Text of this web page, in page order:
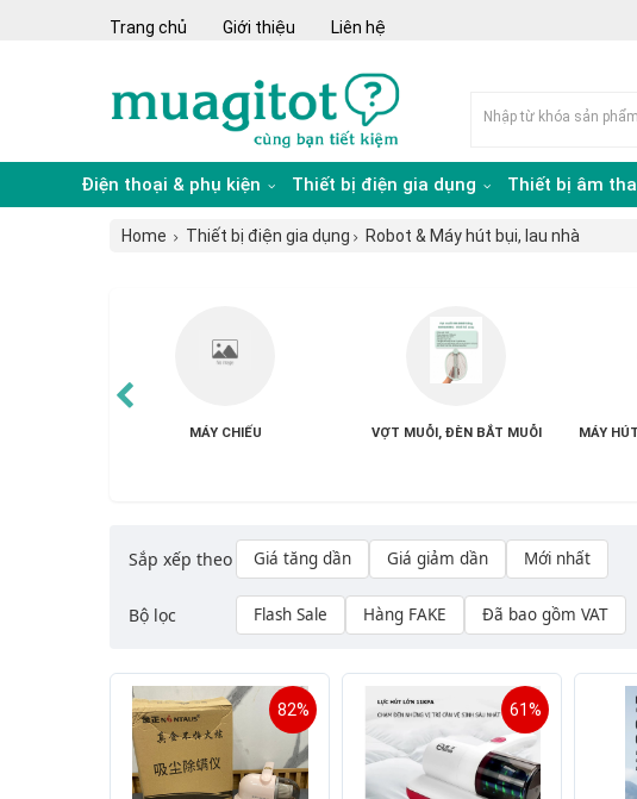
Trang chủ Giới thiệu Liên hệ
Điện thoại & phụ kiện Thiết bị điện gia dụng Thiết bị âm
Home Thiết bị điện gia dụng Robot & Máy hút bụi, lau nhà
TIVI - MÁY CHIẾU TỦ LẠNH
Sắp xếp theo Giá tăng dần Giá giảm dần Mới nhất
Bộ lọc Flash Sale Hàng FAKE Đã bao gồm VAT
82% 61%